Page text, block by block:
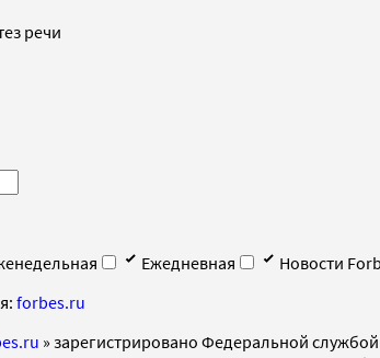
речи
Ежедневная
Новости
forbes.ru
» зарегистрировано Федеральной